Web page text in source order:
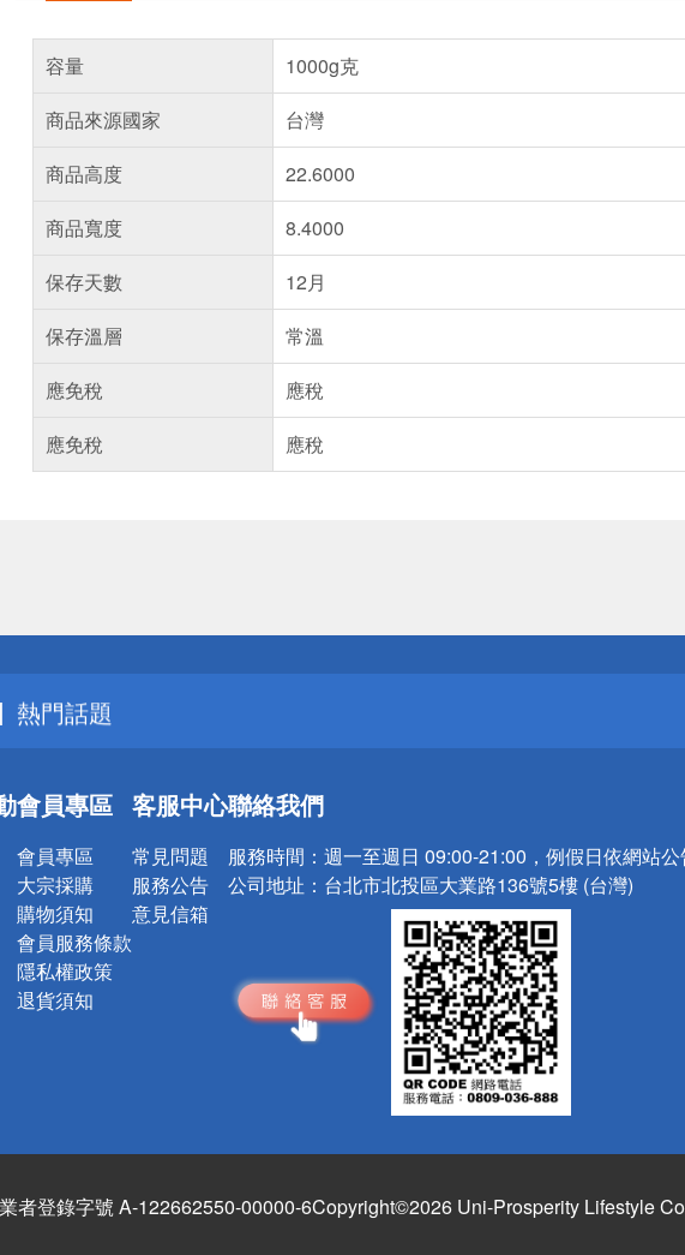
容量
1000g克
商品來源國家
台灣
商品高度
22.6000
商品寬度
8.4000
保存天數
12月
保存溫層
常溫
應免稅
應稅
應免稅
應稅
詐騙網頁！請小心！
得獎公告
熱門話題
銀行優惠
詐騙網頁！請小心！
會員專區
會員專區
大宗採購
購物須知
會員服務條款
隱私權政策
退貨須知
客服中心
常見問題
服務公告
意見信箱
聯絡我們
服務時間： 週一至週日 09:00-21:00，例假日依網站
公司地址： 台北市北投區大業路136號5樓 (台灣)
者登錄字號 A-122662550-00000-6Copyright©2026 Uni-Prosperity Lifestyle